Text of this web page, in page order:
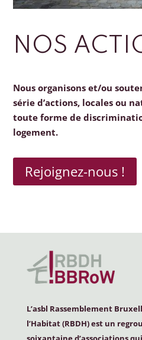
NOS
Nous organisons et/ou
série d’actions, locales ou
toute forme de
logement.
Rejoignez-nous !
L’asbl Rassemblement
l’Habitat (RBDH) est un